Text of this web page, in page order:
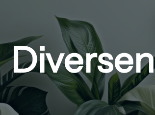
Diversen